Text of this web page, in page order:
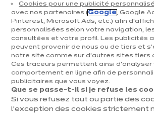
Cuisines & aménagement
Cuisines équipées
Inspirations & conseils
Aménagement intérieur
Votre projet
À propos d'ixina
Cookies pour une publicité
avec nos partenaires (Google, Google
Pinterest, Microsoft Ads, etc.) afin
personnalisées selon votre navigation,
consultées et votre profil. Les publicités
peuvent provenir de nous ou de tiers et
notre site comme sur d’autres sites tiers
Ces traceurs permettent ainsi d'analyser
comportement en ligne afin de
publicitaires que vous voyez.
Que se passe-t-il si je refuse les
Si vous refusez tout ou partie des
l’exception des cookies strictement